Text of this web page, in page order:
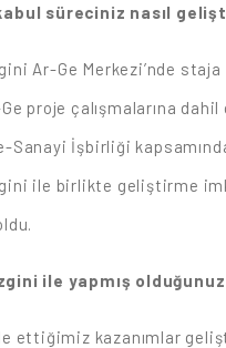
süreciniz nasıl
Ar-Ge Merkezi’nde
proje çalışmalarına
Sanayi İşbirliği
ile birlikte geliştirme
ile yapmış
ettiğimiz kazanımlar